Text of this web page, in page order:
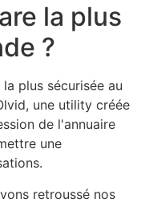
la plus
?
plus sécurisée au
une utility créée
de l'annuaire
une
retroussé nos